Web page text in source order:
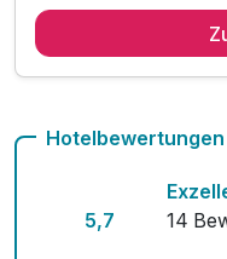
4 x reichhaltiges
1 x 3-Gang Abendmenü
inkl. Mineralwasser auf
inkl. Radwanderkarte
Hotelbewertungen
5,7
14